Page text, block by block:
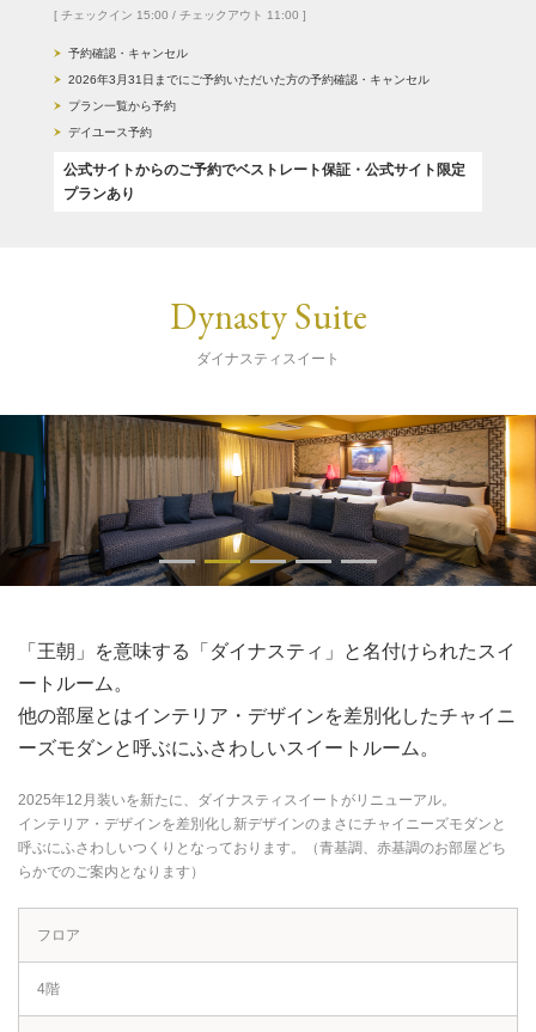
[ チェックイン 15:00 / チェックアウト 11:00 ]
予約確認・キャンセル
2026年3月31日までにご予約いただいた方の予約確認・キャンセル
プラン一覧から予約
デイユース予約
公式サイトからのご予約でベストレート保証・公式サイト限定
プランあり
Dynasty Suite
ダイナスティスイート
「王朝」を意味する「ダイナスティ」と名付けられたスイ
ートルーム。
他の部屋とはインテリア・デザインを差別化したチャイニ
ーズモダンと呼ぶにふさわしいスイートルーム。
2025年12月装いを新たに、ダイナスティスイートがリニューアル。
インテリア・デザインを差別化し新デザインのまさにチャイニーズモダンと
呼ぶにふさわしいつくりとなっております。（青基調、赤基調のお部屋どち
らかでのご案内となります）
フロア
4階